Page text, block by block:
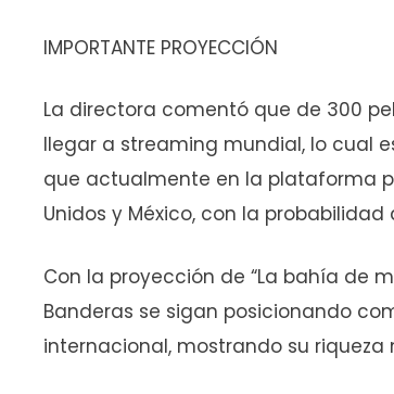
IMPORTANTE PROYECCIÓN
La directora comentó que de 300
llegar a streaming mundial, lo cual
que actualmente en la plataforma
Unidos y México, con la
Con la proyección de “La bahía de
Banderas se sigan posicionando
internacional, mostrando su